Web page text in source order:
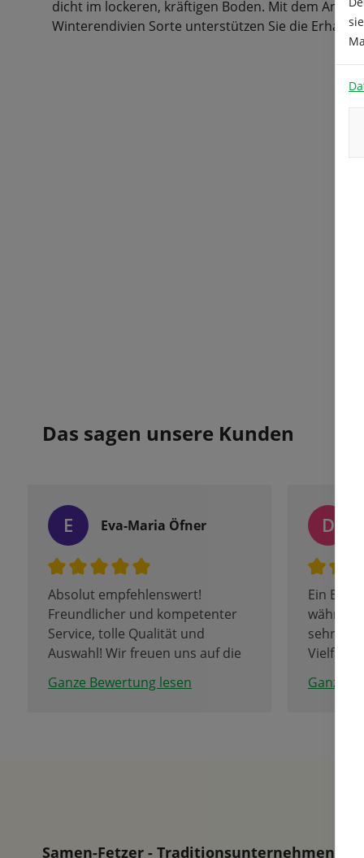
dicht im lockeren, kräftigen Boden. Mit dem
Winterendivien Sorte unterstützen Sie die
Das sagen unsere Kunden
E Eva-Maria Öfner
Absolut empfehlenswert!
Freundlicher und kompetenter
Service, tolle Qualität und
Auswahl! Wir freuen uns auf die
Ganze Bewertung lesen
D
Ein
während
sehr zu
Vielfalt
ist
Ganze
Samen-Fetzer - Traditionsunternehmen in